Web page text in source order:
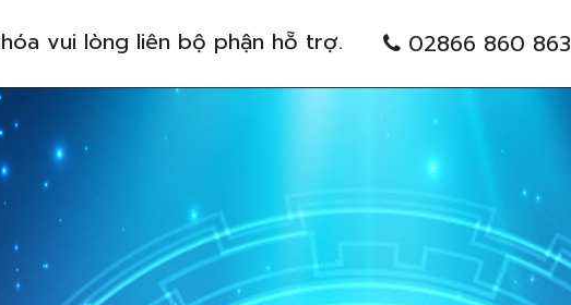
vui lòng liên bộ phận hỗ trợ. 02866 860 863